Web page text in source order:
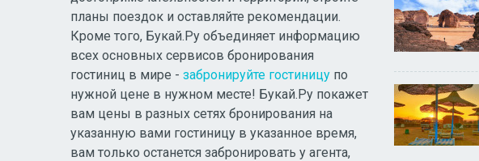
планы поездок и оставляйте рекомендации.
Кроме того, Букай.Ру объединяет информацию
всех основных сервисов бронирования
гостиниц в мире - забронируйте гостиницу по
нужной цене в нужном месте! Букай.Ру покажет
вам цены в разных сетях бронирования на
указанную вами гостиницу в указанное время,
вам только останется забронировать у агента,